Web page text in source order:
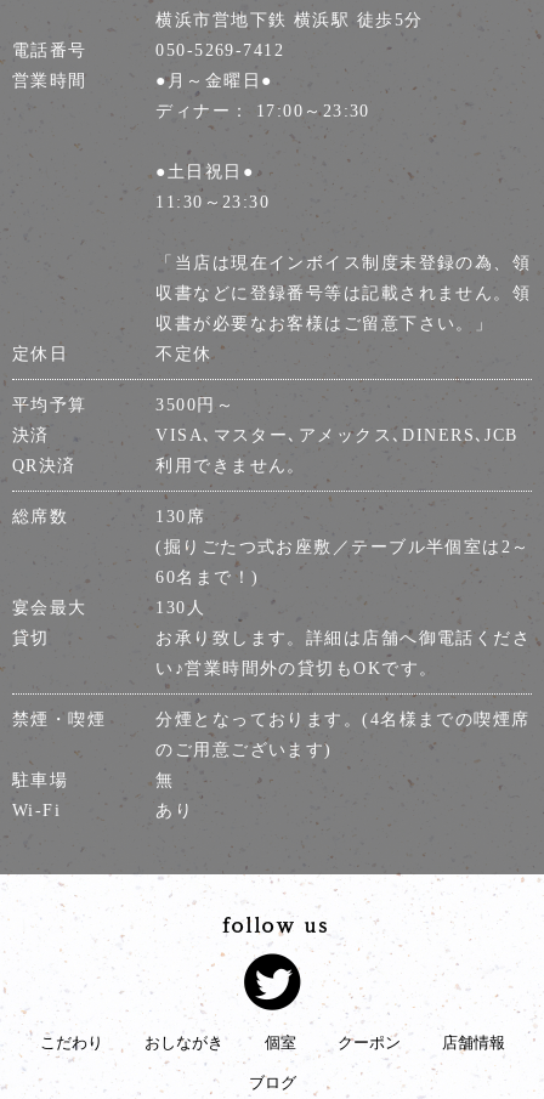
横浜市営地下鉄 横浜駅 徒歩5分
電話番号
050-5269-7412
営業時間
●月～金曜日●
ディナー： 17:00～23:30
●土日祝日●
11:30～23:30
「当店は現在インボイス制度未登録の為、領
収書などに登録番号等は記載されません。領
収書が必要なお客様はご留意下さい。」
定休日
不定休
平均予算
3500円～
決済
VISA､マスター､アメックス､DINERS､JCB
QR決済
利用できません。
総席数
130席
(掘りごたつ式お座敷／テーブル半個室は2～
60名まで！)
宴会最大
130人
貸切
お承り致します。詳細は店舗へ御電話くださ
い♪営業時間外の貸切もOKです。
禁煙・喫煙
分煙となっております。(4名様までの喫煙席
のご用意ございます)
駐車場
無
Wi-Fi
あり
こだわり おしながき 個室 クーポン 店舗情報
ブログ